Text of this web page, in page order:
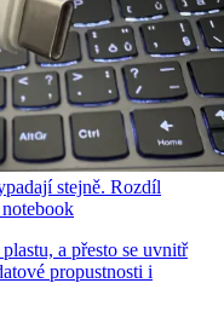
stejně. Rozdíl
a přesto se uvnitř
propustnosti i